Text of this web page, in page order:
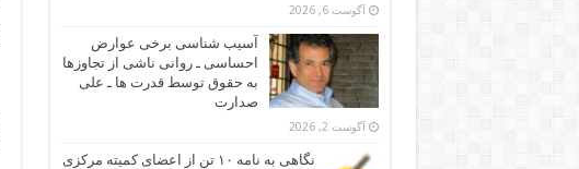
آگوست 6, 2026
آسیب شناسی برخی عوارض
احساسی ـ روانی ناشی از تجاوزها
به حقوق توسط قدرت ها ـ علی
صدارت
آگوست 2, 2026
نگاهی به نامه ۱۰ تن از اعضای کمیته مرکزی